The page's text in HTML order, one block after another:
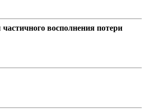
восполнения потери